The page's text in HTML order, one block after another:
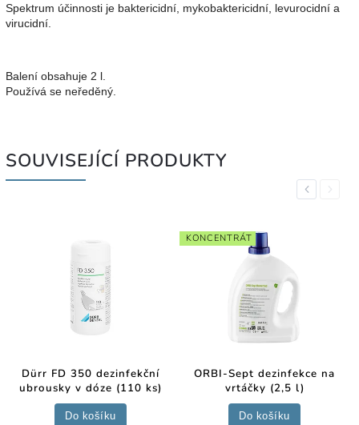
Spektrum účinnosti je baktericidní, mykobaktericidní, levurocidní a
virucidní.
Balení obsahuje 2 l.
Používá se neředěný.
SOUVISEJÍCÍ PRODUKTY
Previous
Dürr FD 350 dezinfekční
ubrousky v dóze (110 ks)
Do košíku
KONCENTRÁT
ORBI-Sept dezinfekce na
vrtáčky (2,5 l)
Do košíku
Next